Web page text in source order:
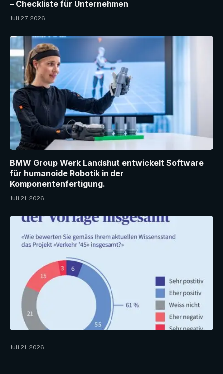
– Checkliste für Unternehmen
Juli 27, 2026
BMW Group Werk Landshut entwickelt Software
für humanoide Robotik in der
Komponentenfertigung.
Juli 21, 2026
Juli 21, 2026